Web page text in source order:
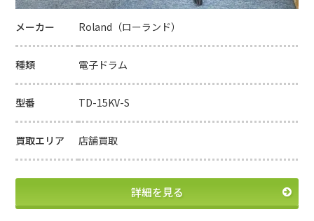
詳細を見る
メーカー Roland（ローランド）
種類 電子ドラム
型番 TD-15KV-S
買取エリア 店舗買取